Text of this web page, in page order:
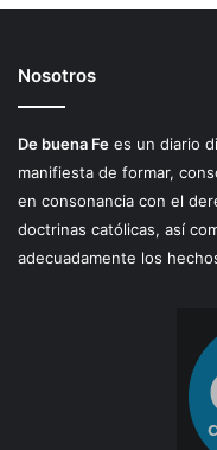
Nosotros
De buena Fe es un diario
manifiesta de formar,
en consonancia con el
doctrinas católicas, así
adecuadamente los